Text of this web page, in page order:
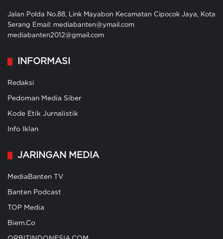
Jalan Polda No.88, Link Mayabon Kecamatan Cipocok Jaya, Kota
Serang Email: mediabanten@ymail.com
mediabanten2012@gmail.com
INFORMASI
Redaksi
Pedoman Media Siber
Kode Etik Jurnalistik
Info Iklan
JARINGAN MEDIA
MediaBanten TV
Banten Podcast
TOP Media
Biem.Co